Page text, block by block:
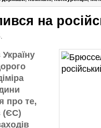
на
про те,
(ЄС)